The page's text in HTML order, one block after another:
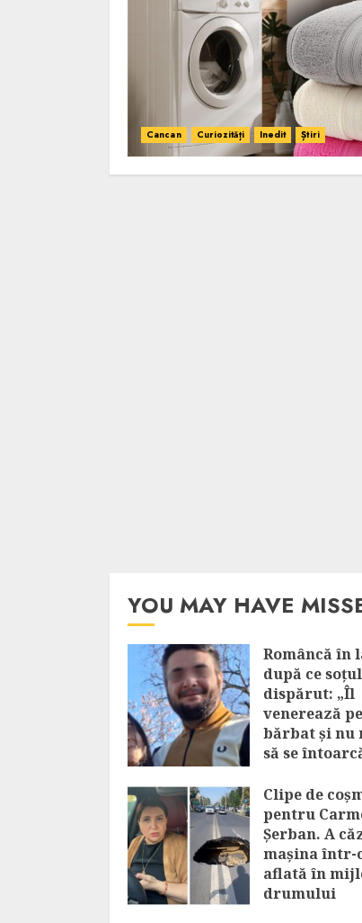
Cancan Curiozități Inedit Știri
YOU MAY HAVE
Româncă în
după ce
dispărut: „Îl
venerează
bărbat și nu
să se
Clipe de
pentru
Șerban. A
mașina într-
aflată în
drumului